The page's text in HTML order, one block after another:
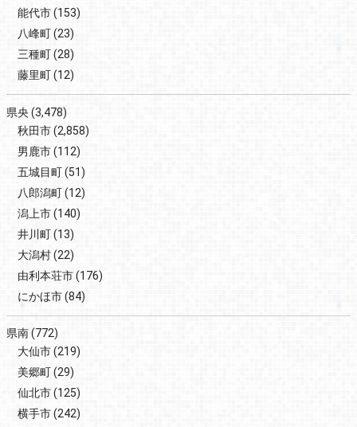
能代市(153)
八峰町(23)
三種町(28)
藤里町(12)
県央(3,478)
秋田市(2,858)
男鹿市(112)
五城目町(51)
八郎潟町(12)
潟上市(140)
井川町(13)
大潟村(22)
由利本荘市(176)
にかほ市(84)
県南(772)
大仙市(219)
美郷町(29)
仙北市(125)
横手市(242)